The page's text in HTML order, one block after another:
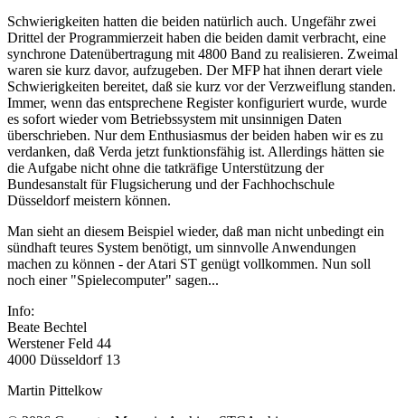
Schwierigkeiten hatten die beiden natürlich auch. Ungefähr zwei
Drittel der Programmierzeit haben die beiden damit verbracht, eine
synchrone Datenübertragung mit 4800 Band zu realisieren. Zweimal
waren sie kurz davor, aufzugeben. Der MFP hat ihnen derart viele
Schwierigkeiten bereitet, daß sie kurz vor der Verzweiflung standen.
Immer, wenn das entsprechene Register konfiguriert wurde, wurde
es sofort wieder vom Betriebssystem mit unsinnigen Daten
überschrieben. Nur dem Enthusiasmus der beiden haben wir es zu
verdanken, daß Verda jetzt funktionsfähig ist. Allerdings hätten sie
die Aufgabe nicht ohne die tatkräfige Unterstützung der
Bundesanstalt für Flugsicherung und der Fachhochschule
Düsseldorf meistern können.
Man sieht an diesem Beispiel wieder, daß man nicht unbedingt ein
sündhaft teures System benötigt, um sinnvolle Anwendungen
machen zu können - der Atari ST genügt vollkommen. Nun soll
noch einer "Spielecomputer" sagen...
Info:
Beate Bechtel
Werstener Feld 44
4000 Düsseldorf 13
Martin Pittelkow